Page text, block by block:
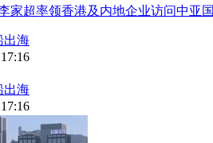
家超率领香港及内地企业访问中亚
出海
出海